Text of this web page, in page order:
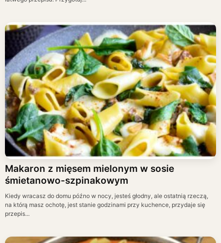
Makaron z mięsem mielonym w sosie
śmietanowo-szpinakowym
Kiedy wracasz do domu późno w nocy, jesteś głodny, ale ostatnią rzeczą,
na którą masz ochotę, jest stanie godzinami przy kuchence, przydaje się
przepis...